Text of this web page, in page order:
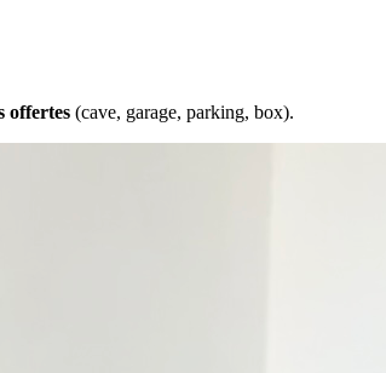
offertes (cave, garage, parking, box).